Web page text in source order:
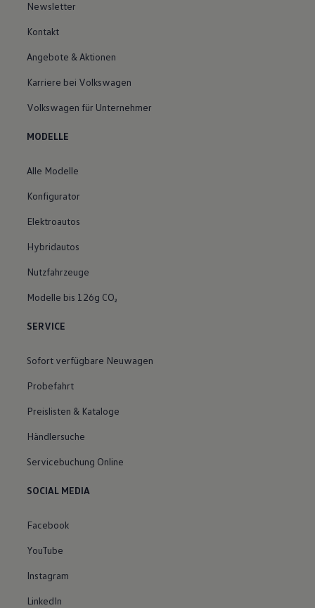
Newsletter
Kontakt
Angebote & Aktionen
Karriere bei Volkswagen
Volkswagen für Unternehmer
MODELLE
Alle Modelle
Konfigurator
Elektroautos
Hybridautos
Nutzfahrzeuge
Modelle bis 126g CO₂
SERVICE
Sofort verfügbare Neuwagen
Probefahrt
Preislisten & Kataloge
Händlersuche
Servicebuchung Online
SOCIAL MEDIA
Facebook
YouTube
Instagram
LinkedIn